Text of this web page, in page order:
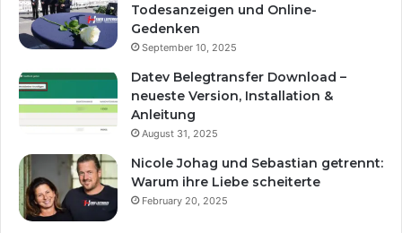
Todesanzeigen und Online-
Gedenken
September 10, 2025
Datev Belegtransfer Download –
neueste Version, Installation &
Anleitung
August 31, 2025
Nicole Johag und Sebastian getrennt:
Warum ihre Liebe scheiterte
February 20, 2025